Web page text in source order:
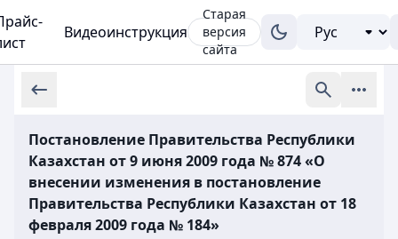
Видеоинструкция
Старая
версия
сайта
Постановление Правительства Республики
Казахстан от 9 июня 2009 года № 874 «О
внесении изменения в постановление
Правительства Республики Казахстан от 18
февраля 2009 года № 184»